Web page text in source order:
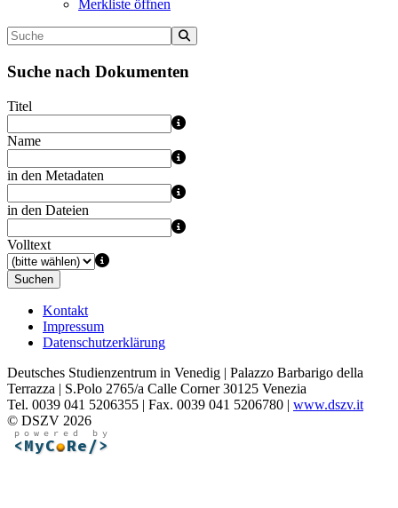
Merkliste öffnen
Suche nach Dokumenten
Titel
Name
in den Metadaten
in den Dateien
Volltext
Suchen
Kontakt
Impressum
Datenschutzerklärung
Deutsches Studienzentrum in Venedig | Palazzo Barbarigo della
Terrazza | S.Polo 2765/a Calle Corner 30125 Venezia
Tel. 0039 041 5206355 | Fax. 0039 041 5206780 | www.dszv.it
© DSZV 2026